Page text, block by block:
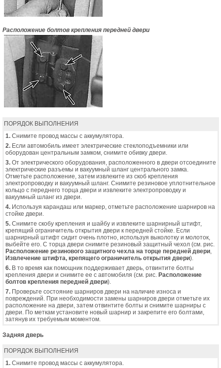
Расположение болтов крепления передней двери
ПОРЯДОК ВЫПОЛНЕНИЯ
1. Снимите провод массы с аккумулятора.
2. Если автомобиль имеет электрические стеклоподъемники или
оборудован центральным замком, снимите обивку двери.
3. От электрического оборудования, расположенного в двери отсоедините
электрические разъемы и вакуумный шланг центрального замка.
Отметьте расположение, затем извлеките из скоб крепления
электропроводку и вакуумный шланг. Снимите резиновое уплотнительное
кольцо с переднего торца двери и извлеките электропроводку и
вакуумный шланг из двери.
4. Используя карандаш или маркер, отметьте расположение шарниров на
стойке двери.
5. Снимите скобу крепления и шайбу и извлеките шарнирный штифт,
крепящий ограничитель открытия двери к передней стойке. Если
шарнирный штифт сидит очень плотно, используя выколотку и молоток,
выбейте его. С торца двери снимите резиновый защитный чехол (см. рис.
Расположение резинового защитного чехла на торце передней двери,
Извлечение штифта, крепящего ограничитель открытия двери).
6. В то время как помощник поддерживает дверь, отвинтите болты
крепления двери и снимите ее с автомобиля (см. рис. Расположение
болтов крепления передней двери).
7. Проверьте состояние шарниров двери на наличие износа и
повреждений. При необходимости замены шарниров двери отметьте их
расположение на двери, затем отвинтите болты и снимите шарниры с
двери. По меткам установите новый шарнир и закрепите его болтами,
затянув их требуемым моментом.
Задняя дверь
ПОРЯДОК ВЫПОЛНЕНИЯ
1. Снимите провод массы с аккумулятора.